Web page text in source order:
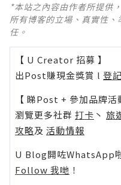
*本站之內容由作者所提供
所有博客的立場、真實性
任。
【 U Creator 招募 】
出Post賺現金獎賞 l 登
【 睇Post + 參加品牌活
瀏覽更多社群 打卡 丶 旅
攻略及 活動情報
U Blog開咗WhatsApp
Follow 我哋 ！